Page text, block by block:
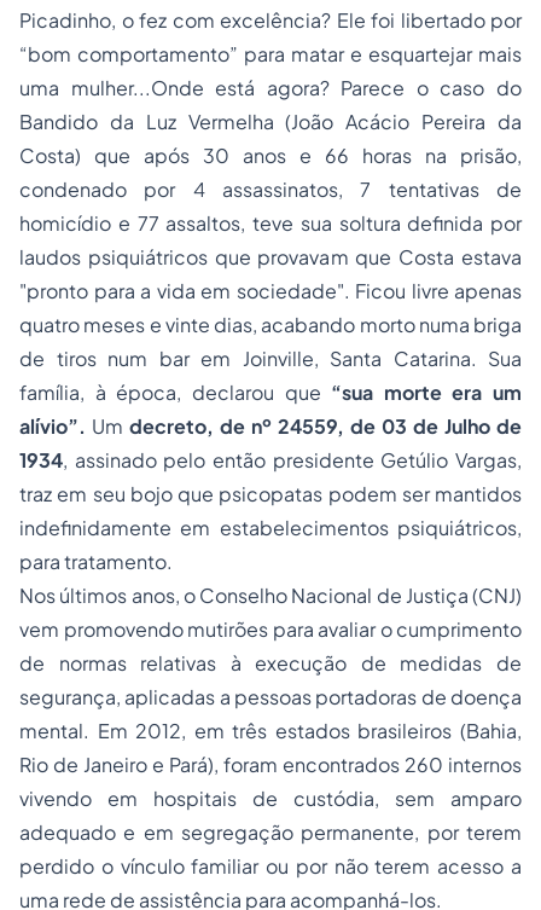
Picadinho, o fez com excelência? Ele foi libertado por
“bom comportamento” para matar e esquartejar mais
uma mulher...Onde está agora? Parece o caso do
Bandido da Luz Vermelha (João Acácio Pereira da
Costa) que após 30 anos e 66 horas na prisão,
condenado por 4 assassinatos, 7 tentativas de
homicídio e 77 assaltos, teve sua soltura definida por
laudos psiquiátricos que provavam que Costa estava
"pronto para a vida em sociedade". Ficou livre apenas
quatro meses e vinte dias, acabando morto numa briga
de tiros num bar em Joinville, Santa Catarina. Sua
família, à época, declarou que “sua morte era um
alívio”. Um decreto, de nº 24559, de 03 de Julho de
1934, assinado pelo então presidente Getúlio Vargas,
traz em seu bojo que psicopatas podem ser mantidos
indefinidamente em estabelecimentos psiquiátricos,
para tratamento.
Nos últimos anos, o Conselho Nacional de Justiça (CNJ)
vem promovendo mutirões para avaliar o cumprimento
de normas relativas à execução de medidas de
segurança, aplicadas a pessoas portadoras de doença
mental. Em 2012, em três estados brasileiros (Bahia,
Rio de Janeiro e Pará), foram encontrados 260 internos
vivendo em hospitais de custódia, sem amparo
adequado e em segregação permanente, por terem
perdido o vínculo familiar ou por não terem acesso a
uma rede de assistência para acompanhá-los.